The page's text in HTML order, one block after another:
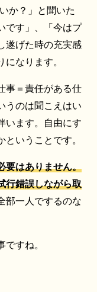
か？」と聞いた
です」、「今はプ
遂げた時の充実感
なります。
事＝責任がある仕
うのは聞こえはい
います。自由にす
いうことです。
要はありません。
行錯誤しながら取
部一人でするのな
すね。